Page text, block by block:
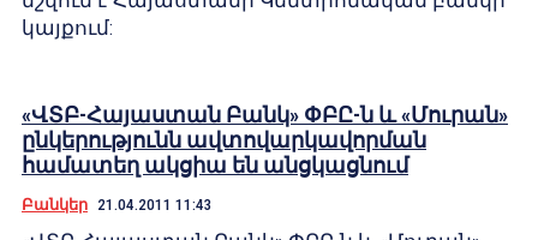
կայքում:
«ՎՏԲ-Հայաստան Բանկ» ՓԲԸ-ն և «Մուրան»
ընկերությունն ավտովարկավորման
համատեղ ակցիա են անցկացնում
Բանկեր 21.04.2011 11:43